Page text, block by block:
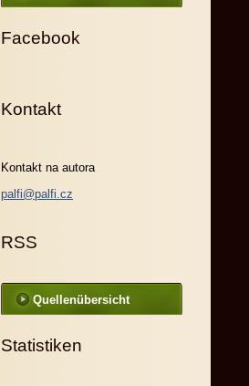
Facebook
Kontakt
Kontakt na autora
palfi@palfi.cz
RSS
Quellenübersicht
Statistiken